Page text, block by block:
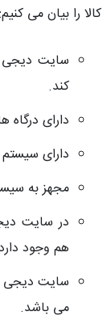
کالا را بیان می کنیم:
سایت دیجی
کند.
دارای
دارای
مجهز به
در سایت
هم وجود
سایت دیجی
می باشد.